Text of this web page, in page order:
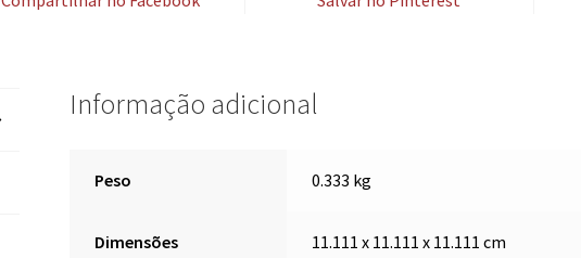
Informação adicional
Peso 0.333 kg
Dimensões 11.111 x 11.111 x 11.111 cm